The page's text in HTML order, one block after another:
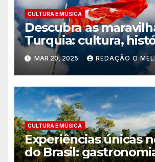
CULTURA E MÚSICA
Descubra as
Turquia: cultura,
paisagens
MAR 20, 2025 REDAÇÃO O
CULTURA E MÚSICA
Experiências únicas
do Brasil: